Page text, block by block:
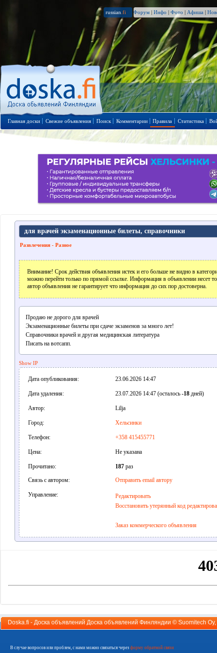
russian .fi Форум | Инфо | Фото | Афиша |
Главная доски Свежие объявления Поиск Комментарии Правила Статистика
для врачей экзаменационные билеты, справочники
Развлечения - Разное
Внимание! Срок действия объявления истек и его больше не видно в
можно перейти только по прямой ссылке. Информация в объявлении несет
автор объявления не гарантирует что информация до сих пор достоверна.
Продаю не дорого для врачей
Экзаменационные билеты при сдаче экзаменов за много лет!
Справочники врачей и другая медицинская литература
Писать на вотсапп.
Show IP
Дата опубликования: 23.06.2026 14:47
Дата удаления: 23.07.2026 14:47 (осталось -18дней)
Автор: Lilja
Город: Хельсинки
Телефон: +358 415455771
Цена: Не указана
Прочитано: 187раз
Связь с автором:
Отправить email автору
Управление:
Редактировать
Восстановить утерянный код
Заказ коммерческого объявления
Doska.fi - Доска объявлений Доска объявлений Финляндии © Suomitech Oy
В случае вопросов или проблем, с нами можно связаться через форму обратной связи